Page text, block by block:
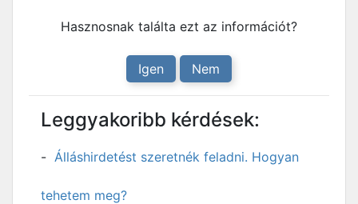
Hasznosnak találta ezt az információt?
Igen Nem
Leggyakoribb kérdések:
Álláshirdetést szeretnék feladni. Hogyan
tehetem meg?